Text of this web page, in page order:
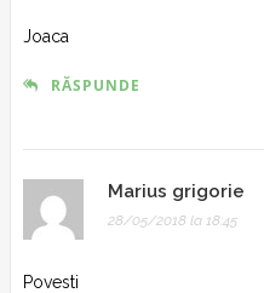
Joaca
RĂSPUNDE
Marius grigorie
28/05/2018 la 18:45
Povesti